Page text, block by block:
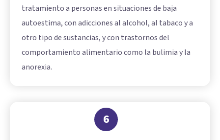
tratamiento a personas en situaciones de baja
autoestima, con adicciones al alcohol, al tabaco y a
otro tipo de sustancias, y con trastornos del
comportamiento alimentario como la bulimia y la
anorexia.
6